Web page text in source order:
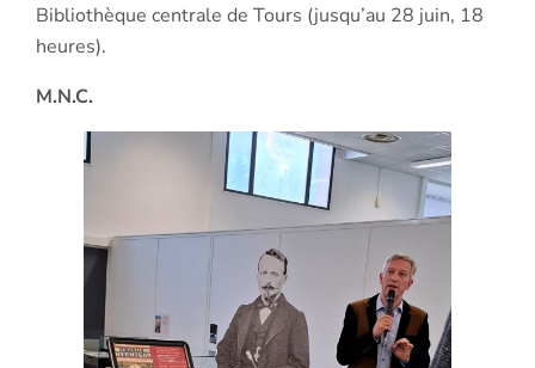
Bibliothèque centrale de Tours (jusqu’au 28 juin, 18
heures).
M.N.C.